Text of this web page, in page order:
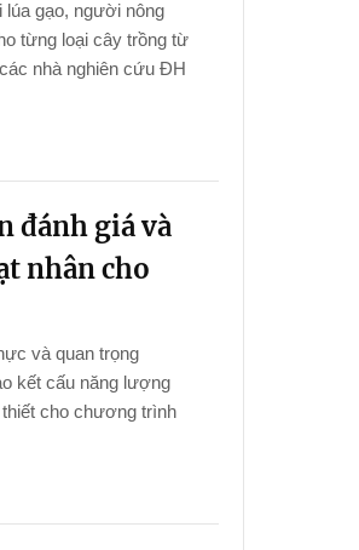
lúa gạo, người nông
từng loại cây trồng từ
nhà nghiên cứu ĐH
đánh giá và
nhân cho
và quan trọng
kết cấu năng lượng
cho chương trình